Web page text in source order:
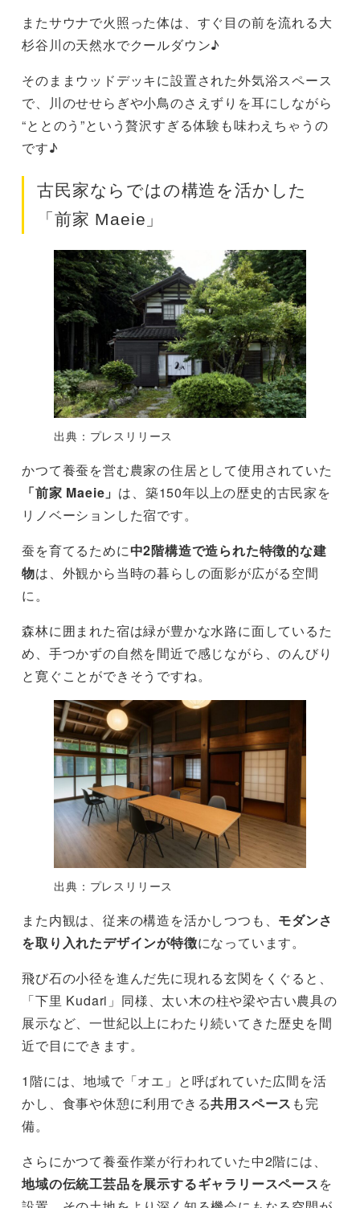
またサウナで火照った体は、すぐ目の前を流れる大
杉谷川の天然水でクールダウン♪
そのままウッドデッキに設置された外気浴スペース
で、川のせせらぎや小鳥のさえずりを耳にしながら
“ととのう”という贅沢すぎる体験も味わえちゃうの
です♪
古民家ならではの構造を活かした
「前家 Maeie」
出典：プレスリリース
かつて養蚕を営む農家の住居として使用されていた
「前家 Maeie」 は、築150年以上の歴史的古民家を
リノベーションした宿です。
蚕を育てるために中2階構造で造られた特徴的な建
物は、外観から当時の暮らしの面影が広がる空間
に。
森林に囲まれた宿は緑が豊かな水路に面しているた
め、手つかずの自然を間近で感じながら、のんびり
と寛ぐことができそうですね。
出典：プレスリリース
また内観は、従来の構造を活かしつつも、 モダンさ
を取り入れたデザインが特徴になっています。
飛び石の小径を進んだ先に現れる玄関をくぐると、
「下里 Kudari」同様、太い木の柱や梁や古い農具の
展示など、一世紀以上にわたり続いてきた歴史を間
近で目にできます。
1階には、地域で「オエ」と呼ばれていた広間を活
かし、食事や休憩に利用できる共用スペース も完
備。
さらにかつて養蚕作業が行われていた中2階には、
地域の伝統工芸品を展示するギャラリースペースを